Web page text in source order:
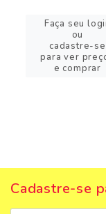
Faça seu
ou
cadastre-se
para ver
e comprar
Cadastre-se